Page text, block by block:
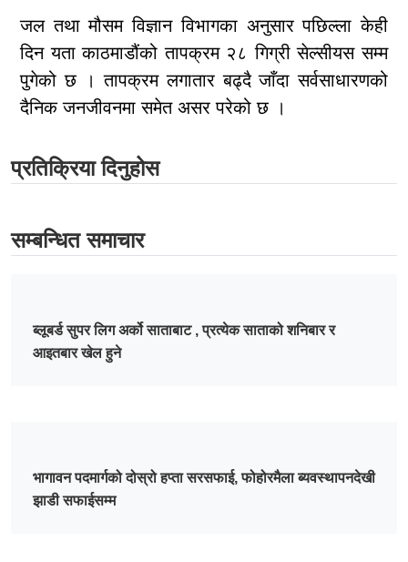
जल तथा मौसम विज्ञान विभागका अनुसार पछिल्ला केही
दिन यता काठमाडौंको तापक्रम २८ गिग्री सेल्सीयस सम्म
पुगेको छ । तापक्रम लगातार बढ्दै जाँदा सर्वसाधारणको
दैनिक जनजीवनमा समेत असर परेको छ ।
प्रतिक्रिया दिनुहोस
सम्बन्धित समाचार
ब्लूबर्ड सुपर लिग अर्को साताबाट , प्रत्येक साताको शनिबार र
आइतबार खेल हुने
भागावन पदमार्गको दोस्रो हप्ता सरसफाई, फोहोरमैला ब्यवस्थापनदेखी
झाडी सफाईसम्म